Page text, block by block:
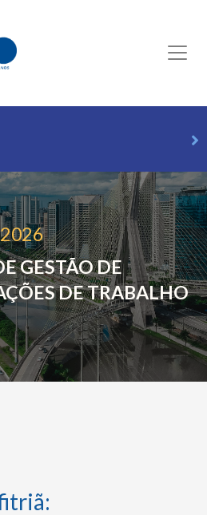
GESTÃO DE
DE TRABALHO